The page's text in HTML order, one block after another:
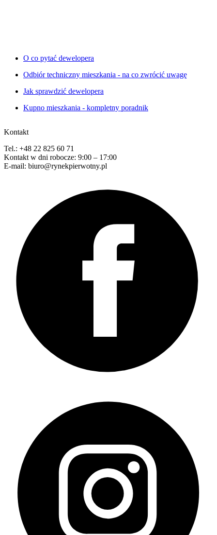
O co pytać dewelopera
Odbiór techniczny mieszkania - na co zwrócić uwagę
Jak sprawdzić dewelopera
Kupno mieszkania - kompletny poradnik
Kontakt
Tel.: +48 22 825 60 71
Kontakt w dni robocze: 9:00 – 17:00
E-mail: biuro@rynekpierwotny.pl